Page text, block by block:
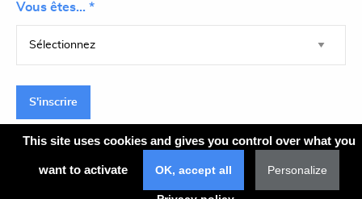
Vous êtes... *
S'inscrire
This site uses cookies and gives you control over what you
want to activate OK, accept all Personalize